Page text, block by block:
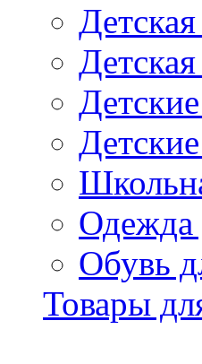
Одежда
Обувь
Товары